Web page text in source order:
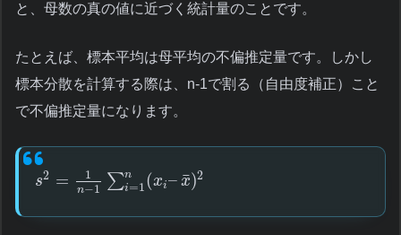
と、母数の真の値に近づく統計量のことです。
たとえば、標本平均は母平均の不偏推定量です。しかし
標本分散を計算する際は、n-1で割る（自由度補正）こと
で不偏推定量になります。
s2 = 1
n−1 ∑n
i=1(xi– x
¯)2